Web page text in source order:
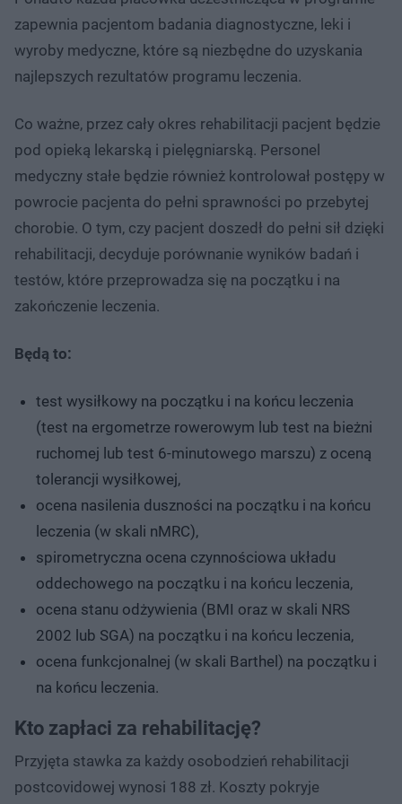
zapewnia pacjentom badania diagnostyczne, leki i
wyroby medyczne, które są niezbędne do uzyskania
najlepszych rezultatów programu leczenia.
Co ważne, przez cały okres rehabilitacji pacjent będzie
pod opieką lekarską i pielęgniarską. Personel
medyczny stałe będzie również kontrolował postępy w
powrocie pacjenta do pełni sprawności po przebytej
chorobie. O tym, czy pacjent doszedł do pełni sił dzięki
rehabilitacji, decyduje porównanie wyników badań i
testów, które przeprowadza się na początku i na
zakończenie leczenia.
Będą to:
test wysiłkowy na początku i na końcu leczenia
(test na ergometrze rowerowym lub test na bieżni
ruchomej lub test 6-minutowego marszu) z oceną
tolerancji wysiłkowej,
ocena nasilenia duszności na początku i na końcu
leczenia (w skali nMRC),
spirometryczna ocena czynnościowa układu
oddechowego na początku i na końcu leczenia,
ocena stanu odżywienia (BMI oraz w skali NRS
2002 lub SGA) na początku i na końcu leczenia,
ocena funkcjonalnej (w skali Barthel) na początku i
na końcu leczenia.
Kto zapłaci za rehabilitację?
Przyjęta stawka za każdy osobodzień rehabilitacji
postcovidowej wynosi 188 zł. Koszty pokryje